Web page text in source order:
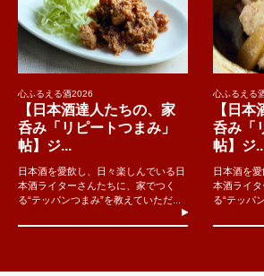
心ふるえる酒2026
【日本酒達人たちの、家
呑み「リピートつまみ」
帖】ジ...
日本酒を愛飲し、日々楽しんでいる日
本酒ライターさんたちに、家でつく
る“テッパンつまみ”を教えていただ...
心ふるえる
【日
呑み「
帖】ジ
日本酒を
本酒ライタ
る“テッパ